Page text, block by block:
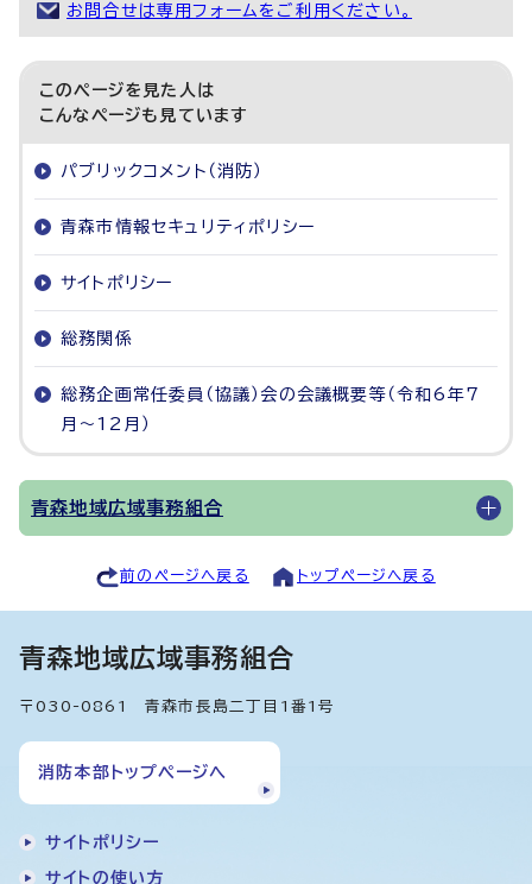
お問合せは専用フォームをご利用ください。
このページを見た人は
こんなページも見ています
パブリックコメント（消防）
青森市情報セキュリティポリシー
サイトポリシー
総務関係
総務企画常任委員（協議）会の会議概要等（令和6年7
月～12月）
青森地域広域事務組合
前のページへ戻る トップページへ戻る
青森地域広域事務組合
〒030-0861 青森市長島二丁目1番1号
消防本部トップページへ
サイトポリシー
サイトの使い方